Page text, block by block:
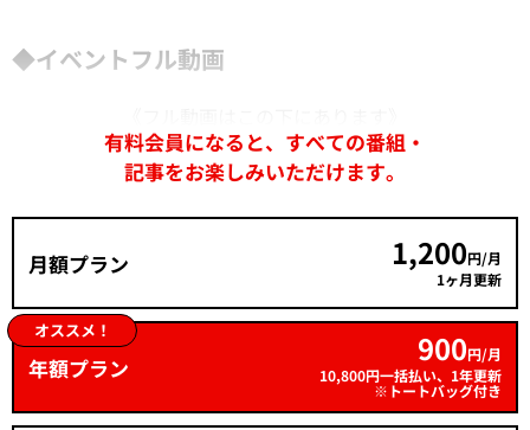
◆イベントフル動画
有料会員になると、すべての番組・
記事をお楽しみいただけます。
月額プラン 1,200円/月
1ヶ月更新
オススメ！
年額プラン 900円/月
10,800円一括払い、1年更新
※トートバッグ付き